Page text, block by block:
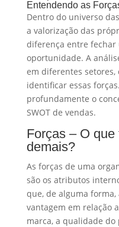
Entendendo as
Dentro do universo
a valorização das
diferença entre fechar
oportunidade. A
em diferentes
identificar essas
profundamente o
SWOT de vendas.
Forças – O
demais?
As forças de uma
são os atributos
que, de alguma forma,
vantagem em relação
marca, a qualidade